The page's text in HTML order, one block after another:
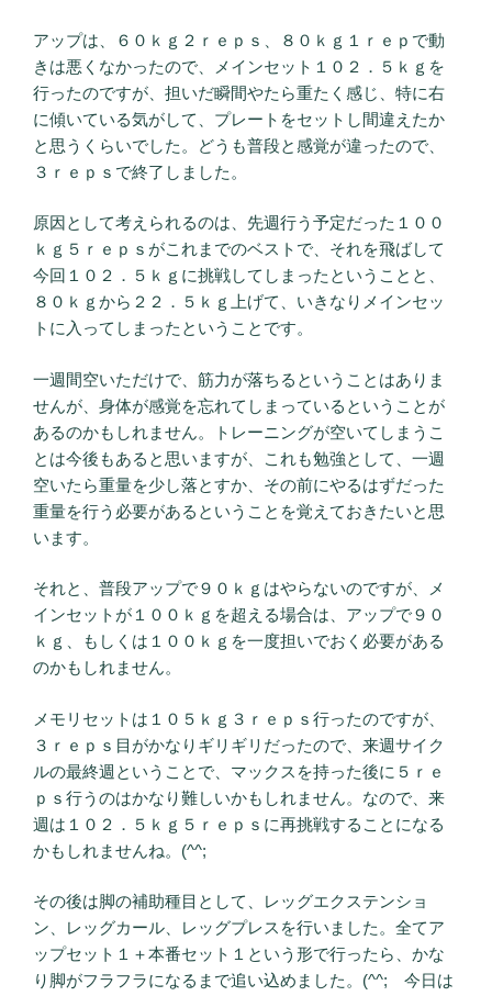
アップは、６０ｋｇ２ｒｅｐｓ、８０ｋｇ１ｒｅｐで動
きは悪くなかったので、メインセット１０２．５ｋｇを
行ったのですが、担いだ瞬間やたら重たく感じ、特に右
に傾いている気がして、プレートをセットし間違えたか
と思うくらいでした。どうも普段と感覚が違ったので、
３ｒｅｐｓで終了しました。
原因として考えられるのは、先週行う予定だった１００
ｋｇ５ｒｅｐｓがこれまでのベストで、それを飛ばして
今回１０２．５ｋｇに挑戦してしまったということと、
８０ｋｇから２２．５ｋｇ上げて、いきなりメインセッ
トに入ってしまったということです。
一週間空いただけで、筋力が落ちるということはありま
せんが、身体が感覚を忘れてしまっているということが
あるのかもしれません。トレーニングが空いてしまうこ
とは今後もあると思いますが、これも勉強として、一週
空いたら重量を少し落とすか、その前にやるはずだった
重量を行う必要があるということを覚えておきたいと思
います。
それと、普段アップで９０ｋｇはやらないのですが、メ
インセットが１００ｋｇを超える場合は、アップで９０
ｋｇ、もしくは１００ｋｇを一度担いでおく必要がある
のかもしれません。
メモリセットは１０５ｋｇ３ｒｅｐｓ行ったのですが、
３ｒｅｐｓ目がかなりギリギリだったので、来週サイク
ルの最終週ということで、マックスを持った後に５ｒｅ
ｐｓ行うのはかなり難しいかもしれません。なので、来
週は１０２．５ｋｇ５ｒｅｐｓに再挑戦することになる
かもしれませんね。(^^;
その後は脚の補助種目として、レッグエクステンショ
ン、レッグカール、レッグプレスを行いました。全てア
ップセット１＋本番セット１という形で行ったら、かな
り脚がフラフラになるまで追い込めました。(^^; 今日は